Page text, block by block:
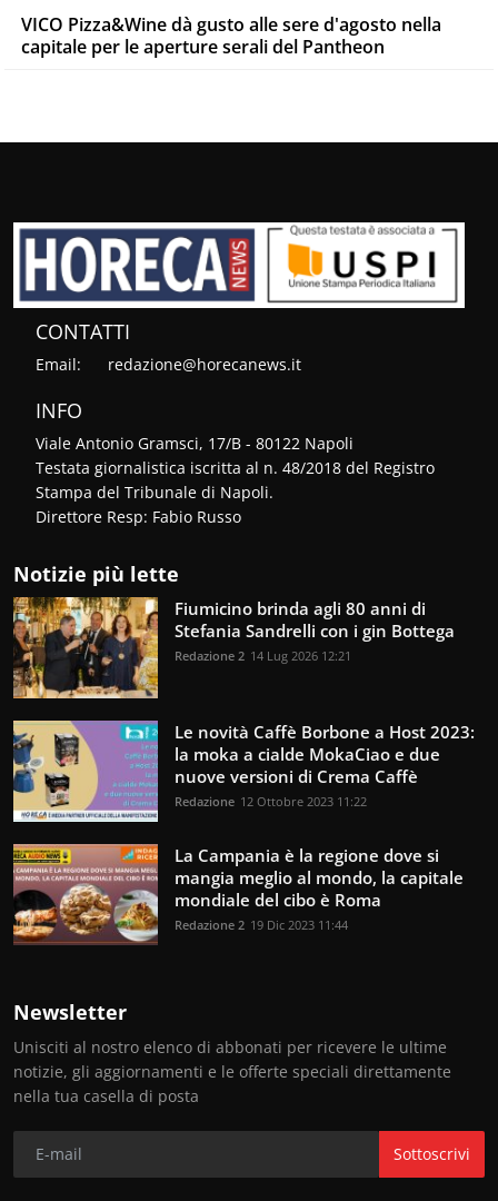
VICO Pizza&Wine dà gusto alle sere d'agosto nella
capitale per le aperture serali del Pantheon
CONTATTI
Email: redazione@horecanews.it
INFO
Viale Antonio Gramsci, 17/B - 80122 Napoli
Testata giornalistica iscritta al n. 48/2018 del Registro
Stampa del Tribunale di Napoli.
Direttore Resp: Fabio Russo
Notizie più lette
Fiumicino brinda agli 80 anni di
Stefania Sandrelli con i gin Bottega
Redazione 2 14 Lug 2026 12:21
Le novità Caffè Borbone a Host 2023:
la moka a cialde MokaCiao e due
nuove versioni di Crema Caffè
Redazione 12 Ottobre 2023 11:22
La Campania è la regione dove si
mangia meglio al mondo, la capitale
mondiale del cibo è Roma
Redazione 2 19 Dic 2023 11:44
Newsletter
Unisciti al nostro elenco di abbonati per ricevere le ultime
notizie, gli aggiornamenti e le offerte speciali direttamente
nella tua casella di posta
Sottoscrivi